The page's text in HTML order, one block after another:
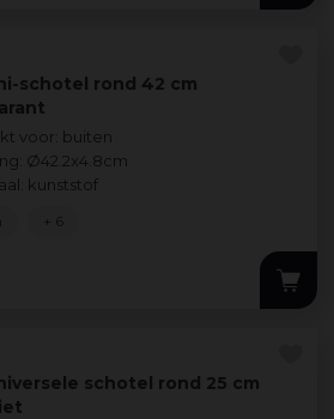
schotel rond 42 cm
voor: buiten
Ø42.2x4.8cm
kunststof
+ 6
schotel rond 25 cm